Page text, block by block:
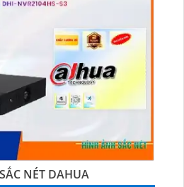
NÉT DAHUA